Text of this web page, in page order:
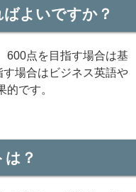
よいですか？
600点を目指す場合は基
場合はビジネス英語や
です。
？